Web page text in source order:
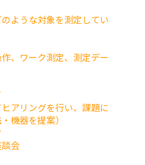
ような対象を測定してい
、ワーク測定、測定デー
ヒアリングを行い、課題に
機器を提案）
会